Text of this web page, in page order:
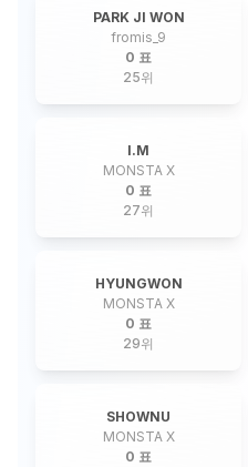
PARK JI WON
fromis_9
0 표
25위
I.M
MONSTA X
0 표
27위
HYUNGWON
MONSTA X
0 표
29위
SHOWNU
MONSTA X
0 표